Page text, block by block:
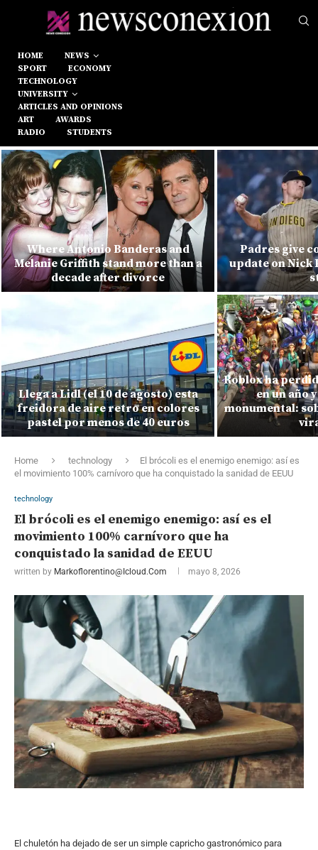
HOME
NEWS
SPORT
ECONOMY
TECHNOLOGY
UNIVERSITY
ARTICLES AND OPINIONS
ART
AWARDS
RADIO
STUDENTS
Where Antonio Banderas and
Melanie Griffith stand more than a
decade after divorce
Llega a Lidl (el 10 de agosto) esta
freidora de aire retro en colores
pastel por menos de 40 euros
Padres give
update on Nick
Roblox ha
en un año
monumental:
Home technology
El brócoli es el enemigo enemigo: así es
el movimiento 100% carnívoro que ha conquistado la sanidad de EEUU
technology
El brócoli es el enemigo enemigo: así es el
movimiento 100% carnívoro que ha
conquistado la sanidad de EEUU
written by Markoflorentino@icloud.com mayo 8, 2026
El chuletón ha dejado de ser un simple capricho gastronómico para